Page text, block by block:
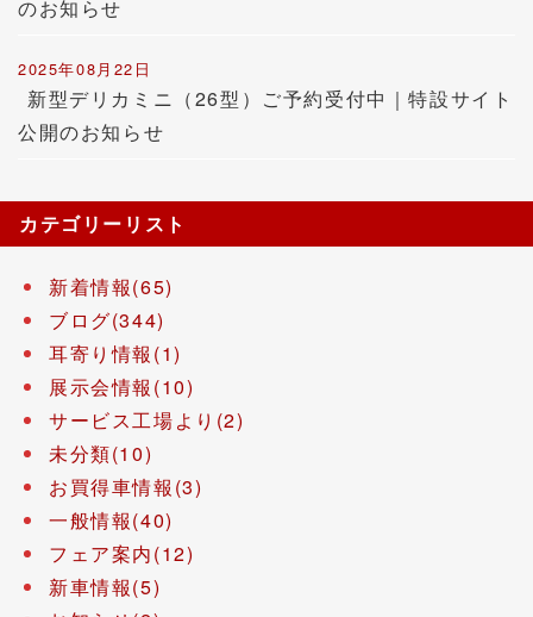
のお知らせ
2025年08月22日
新型デリカミニ（26型）ご予約受付中｜特設サイト
公開のお知らせ
カテゴリーリスト
新着情報(65)
ブログ(344)
耳寄り情報(1)
展示会情報(10)
サービス工場より(2)
未分類(10)
お買得車情報(3)
一般情報(40)
フェア案内(12)
新車情報(5)